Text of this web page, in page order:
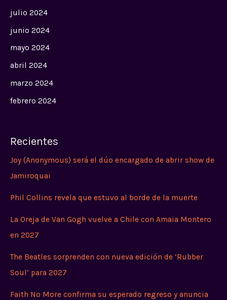
julio 2024
junio 2024
mayo 2024
abril 2024
marzo 2024
febrero 2024
Recientes
Joy (Anonymous) será el dúo encargado de abrir show de
Jamiroquai
Phil Collins revela que estuvo al borde de la muerte
La Oreja de Van Gogh vuelve a Chile con Amaia Montero
en 2027
The Beatles sorprenden con nueva edición de ‘Rubber
Soul’ para 2027
Faith No More confirma su esperado regreso y anuncia